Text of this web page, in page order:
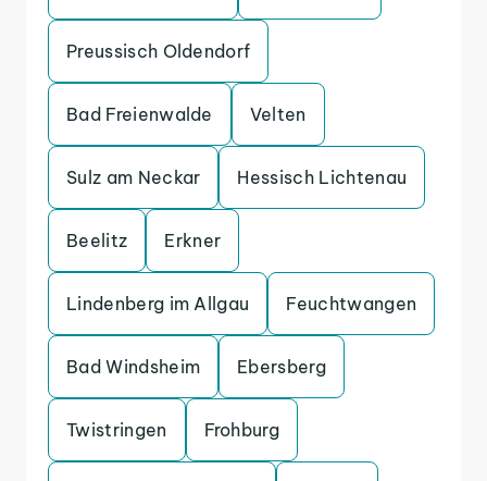
Preussisch Oldendorf
Bad Freienwalde Velten
Sulz am Neckar Hessisch Lichtenau
Beelitz Erkner
Lindenberg im Allgau Feuchtwangen
Bad Windsheim Ebersberg
Twistringen Frohburg